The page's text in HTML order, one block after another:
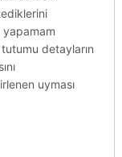
detayların
uyması